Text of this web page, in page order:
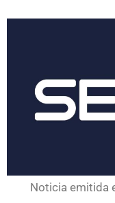
Noticia emitida